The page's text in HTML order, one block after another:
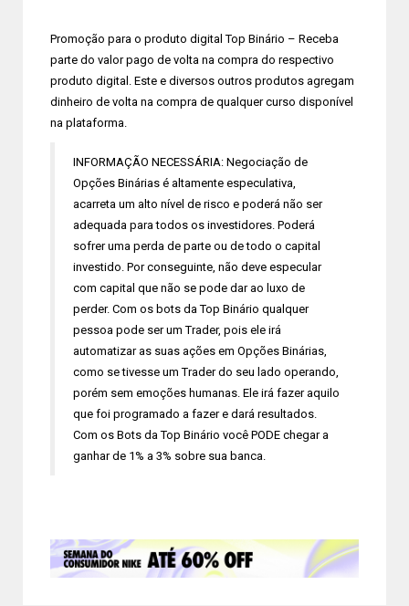
Promoção para o produto digital Top Binário – Receba
parte do valor pago de volta na compra do respectivo
produto digital. Este e diversos outros produtos agregam
dinheiro de volta na compra de qualquer curso disponível
na plataforma.
INFORMAÇÃO NECESSÁRIA: Negociação de
Opções Binárias é altamente especulativa,
acarreta um alto nível de risco e poderá não ser
adequada para todos os investidores. Poderá
sofrer uma perda de parte ou de todo o capital
investido. Por conseguinte, não deve especular
com capital que não se pode dar ao luxo de
perder. Com os bots da Top Binário qualquer
pessoa pode ser um Trader, pois ele irá
automatizar as suas ações em Opções Binárias,
como se tivesse um Trader do seu lado operando,
porém sem emoções humanas. Ele irá fazer aquilo
que foi programado a fazer e dará resultados.
Com os Bots da Top Binário você PODE chegar a
ganhar de 1% a 3% sobre sua banca.